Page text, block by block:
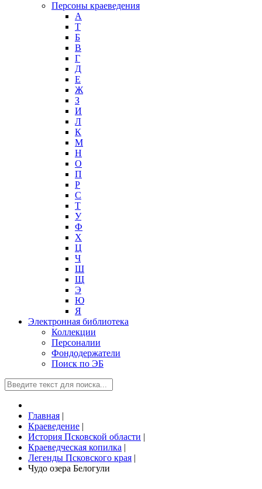
Персоны краеведения
А
T
Б
В
Г
Д
Е
Ж
З
И
Л
К
М
Н
О
П
Р
С
Т
У
Ф
Х
Ц
Ч
Ш
Щ
Э
Ю
Я
Электронная библиотека
Коллекции
Персоналии
Фондодержатели
Поиск по ЭБ
Главная |
Краеведение |
История Псковской области |
Краеведческая копилка |
Легенды Псковского края |
Чудо озера Белогули